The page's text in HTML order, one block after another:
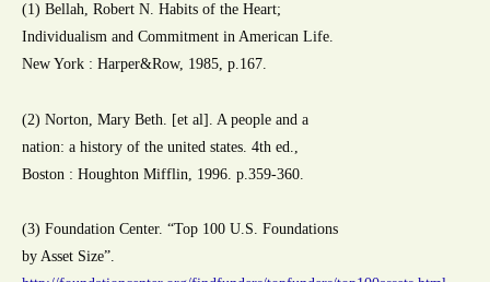
(1) Bellah, Robert N. Habits of the Heart;
Individualism and Commitment in American Life.
New York : Harper&Row, 1985, p.167.
(2) Norton, Mary Beth. [et al]. A people and a
nation: a history of the united states. 4th ed.,
Boston : Houghton Mifflin, 1996. p.359-360.
(3) Foundation Center. “Top 100 U.S. Foundations
by Asset Size”.